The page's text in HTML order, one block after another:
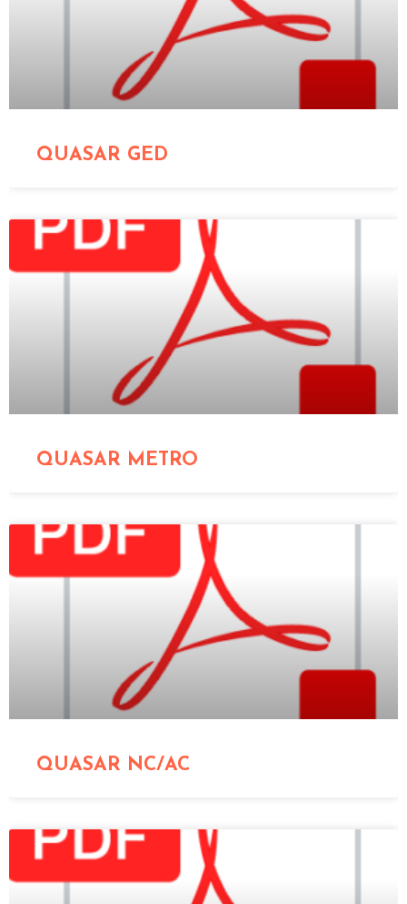
QUASAR GED
QUASAR METRO
QUASAR NC/AC